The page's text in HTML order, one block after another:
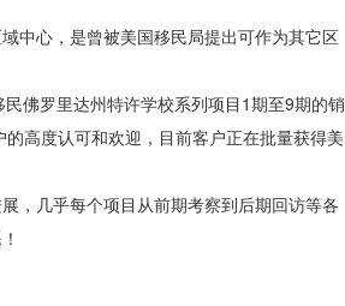
中心，是曾被美国移民局提出可作为其它区
佛罗里达州特许学校系列项目1期至9期的销
高度认可和欢迎，目前客户正在批量获得美
，几乎每个项目从前期考察到后期回访等各